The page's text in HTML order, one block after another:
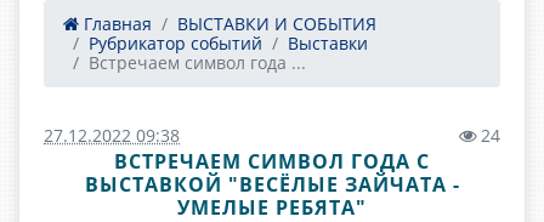
Главная
ВЫСТАВКИ И СОБЫТИЯ
Рубрикатор событий
Выставки
Встречаем символ года ...
27.12.2022 09:38 24
ВСТРЕЧАЕМ СИМВОЛ ГОДА С
ВЫСТАВКОЙ "ВЕСЁЛЫЕ ЗАЙЧАТА -
УМЕЛЫЕ РЕБЯТА"